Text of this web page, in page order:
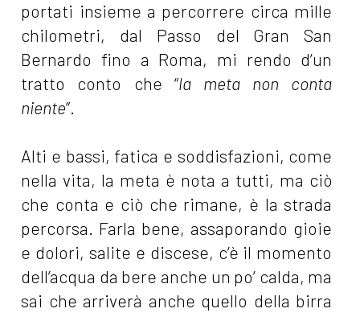
portati insieme a percorrere circa mille
chilometri, dal Passo del Gran San
Bernardo fino a Roma, mi rendo d’un
tratto conto che “la meta non conta
niente”.
Alti e bassi, fatica e soddisfazioni, come
nella vita, la meta è nota a tutti, ma ciò
che conta e ciò che rimane, è la strada
percorsa. Farla bene, assaporando gioie
e dolori, salite e discese, c’è il momento
dell’acqua da bere anche un po’ calda, ma
sai che arriverà anche quello della birra